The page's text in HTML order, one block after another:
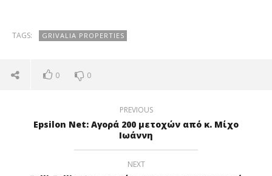
22/01/2019
TAGS: GRIVALIA PROPERTIES
0 0
PREVIOUS
Epsilon Net: Αγορά 200 μετοχών από κ. Μίχο
Ιωάννη
NEXT